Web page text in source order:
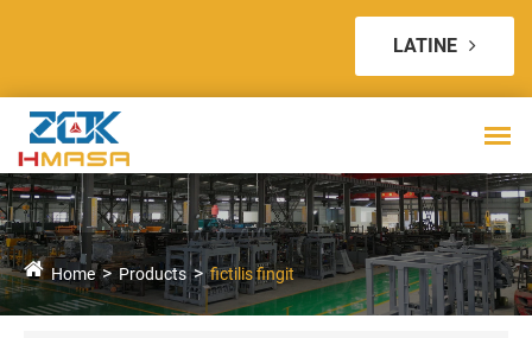
LATINE
Home Products fictilis fingit